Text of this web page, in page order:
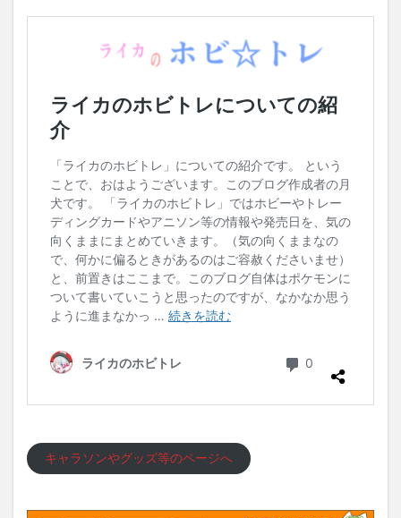
キャラソンやグッズ等のページへ